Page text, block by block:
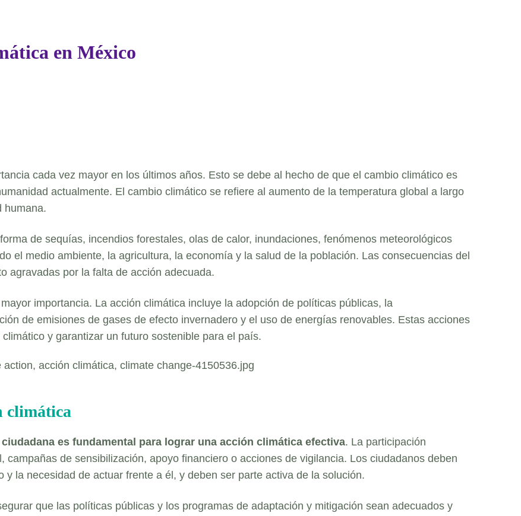
en México
cada vez mayor en los últimos años. Esto se debe al hecho de que el cambio climático es
actualmente. El cambio climático se refiere al aumento de la temperatura global a largo
humana.
de sequías, incendios forestales, olas de calor, inundaciones, fenómenos meteorológicos
el medio ambiente, la agricultura, la economía y la salud de la población. Las consecuencias del
agravadas por la falta de acción adecuada.
importancia. La acción climática incluye la adopción de políticas públicas, la
de emisiones de gases de efecto invernadero y el uso de energías renovables. Estas acciones
y garantizar un futuro sostenible para el país.
climática
es fundamental para lograr una acción climática efectiva. La participación
de sensibilización, apoyo financiero o acciones de vigilancia. Los ciudadanos deben
la necesidad de actuar frente a él, y deben ser parte activa de la solución.
que las políticas públicas y los programas de adaptación y mitigación sean adecuados y